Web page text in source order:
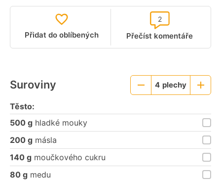
Přidat do oblíbených Přečíst komentáře
2
Suroviny
Menší
4 plechy
Větší
Těsto:
500 g hladké mouky
200 g másla
140 g moučkového cukru
80 g medu